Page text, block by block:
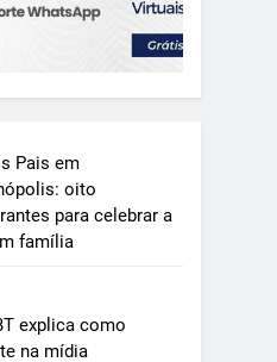
Pais em
oito
para celebrar a
família
explica como
na mídia